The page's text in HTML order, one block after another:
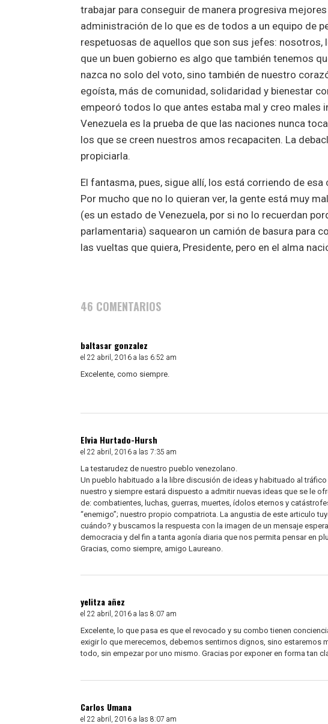
trabajar para conseguir de manera progresiva
administración de lo que es de todos a un equipo de
respetuosas de aquellos que son sus jefes:
que un buen gobierno es algo que también tenemos
nazca no solo del voto, sino también de nuestro
egoísta, más de comunidad, solidaridad y bienestar
empeoró todos lo que antes estaba mal y creo males
Venezuela es la prueba de que las naciones nunca
los que se creen nuestros amos recapaciten. La
propiciarla.
El fantasma, pues, sigue allí, los está corriendo de
Por mucho que no lo quieran ver, la gente está muy
(es un estado de Venezuela, por si no lo recuerdan
parlamentaria) saquearon un camión de basura para
las vueltas que quiera, Presidente, pero en el alma
46 COMENTARIOS
baltasar gonzalez
el 22 abril, 2016 a las 6:52 am
Excelente, como siempre.
Elvia Hurtado-Hursh
el 22 abril, 2016 a las 7:35 am
La testarudez de nuestro pueblo venezolano.
Un pueblo habituado a la libre discusión de ideas y habituado al
nuestro y siempre estará dispuesto a admitir nuevas ideas que se le
de: combatientes, luchas, guerras, muertes, ídolos eternos y
“enemigo”; nuestro propio compatriota. La angustia de este articulo
cuándo? y buscamos la respuesta con la imagen de un mensaje
democracia y del fin a tanta agonía diaria que nos permita pensar en
Gracias, como siempre, amigo Laureano.
yelitza añez
el 22 abril, 2016 a las 8:07 am
Excelente, lo que pasa es que el revocado y su combo tienen
exigir lo que merecemos, debemos sentirnos dignos, sino estaremos
todo, sin empezar por uno mismo. Gracias por exponer en forma tan
Carlos Umana
el 22 abril, 2016 a las 8:07 am